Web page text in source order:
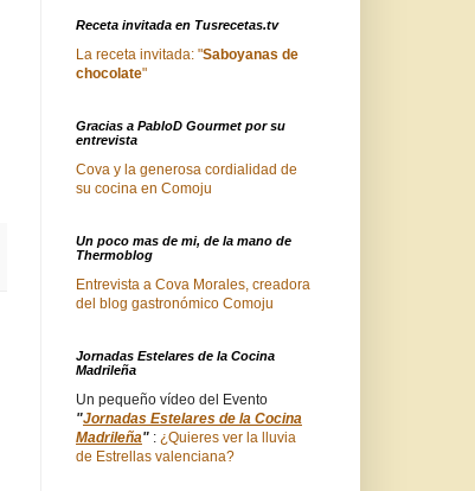
Receta invitada en Tusrecetas.tv
La receta invitada: "Saboyanas de
chocolate"
Gracias a PabloD Gourmet por su
entrevista
Cova y la generosa cordialidad de
su cocina en Comoju
Un poco mas de mi, de la mano de
Thermoblog
Entrevista a Cova Morales, creadora
del blog gastronómico Comoju
Jornadas Estelares de la Cocina
Madrileña
Un pequeño vídeo del Evento
"Jornadas Estelares de la Cocina
Madrileña" : ¿Quieres ver la lluvia
de Estrellas valenciana?